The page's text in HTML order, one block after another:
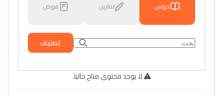
دروس تمارين فروض
تصنيف
لا يوجد محتوى متاح حاليا.